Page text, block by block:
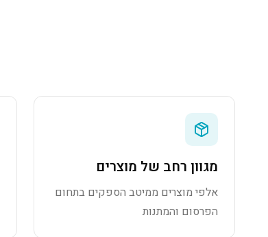
מגוון רחב של מוצרים
אלפי מוצרים ממיטב הספקים בתחום
הפרסום והמתנות